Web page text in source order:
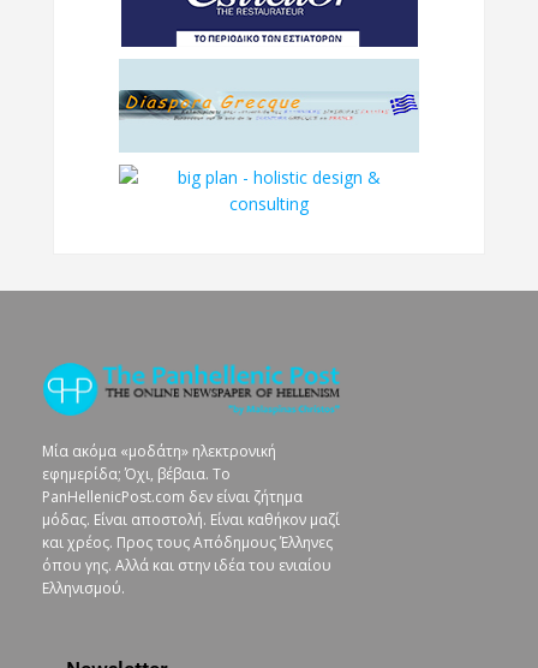
Μία ακόμα «μοδάτη» ηλεκτρονική
εφημερίδα; Όχι, βέβαια. To
PanHellenicPost.com δεν είναι ζήτημα
μόδας. Είναι αποστολή. Είναι καθήκον μαζί
και χρέος. Προς τους Απόδημους Έλληνες
όπου γης. Αλλά και στην ιδέα του ενιαίου
Ελληνισμού.